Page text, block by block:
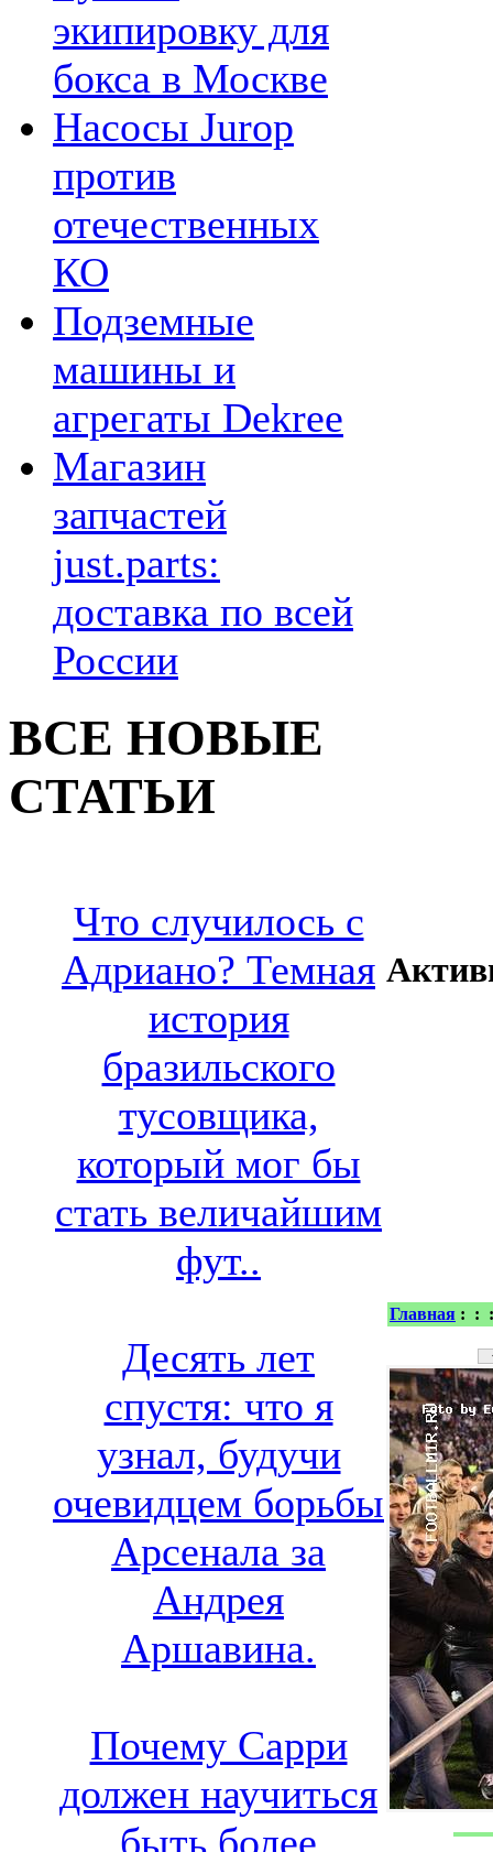
экипировку для
бокса в Москве
Насосы Jurop
против
отечественных
КО
Подземные
машины и
агрегаты Dekree
Магазин
запчастей
just.parts:
доставка по всей
России
ВСЕ НОВЫЕ
СТАТЬИ
Что случилось с
Адриано? Темная
история
бразильского
тусовщика,
который мог бы
стать величайшим
фут..
Десять лет
спустя: что я
узнал, будучи
очевидцем борьбы
Арсенала за
Андрея
Аршавина.
Почему Сарри
должен научиться
быть более
Главная : :